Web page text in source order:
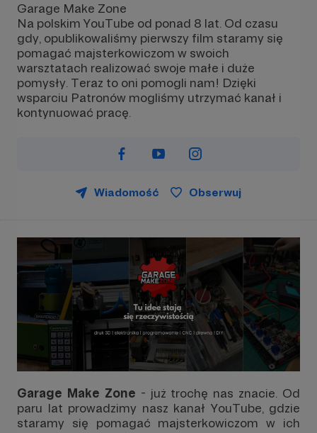
Garage Make Zone
Na polskim YouTube od ponad 8 lat. Od czasu
gdy, opublikowaliśmy pierwszy film staramy się
pomagać majsterkowiczom w swoich
warsztatach realizować swoje małe i duże
pomysły. Teraz to oni pomogli nam! Dzięki
wsparciu Patronów mogliśmy utrzymać kanał i
kontynuować pracę.
Wiadomość Obserwuj
Garage Make Zone - już trochę nas znacie. Od
paru lat prowadzimy nasz kanał YouTube, gdzie
staramy się pomagać majsterkowiczom w ich